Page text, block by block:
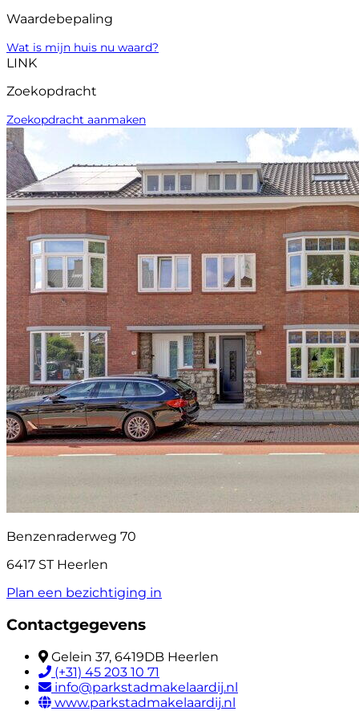
Waardebepaling
Wat is mijn huis nu waard?
LINK
Zoekopdracht
Zoekopdracht aanmaken
Benzenraderweg 70
6417 ST Heerlen
Plan een bezichtiging in
Contactgegevens
Gelein 37, 6419DB Heerlen
(+31) 45 203 10 71
info@parkstadmakelaardij.nl
www.parkstadmakelaardij.nl